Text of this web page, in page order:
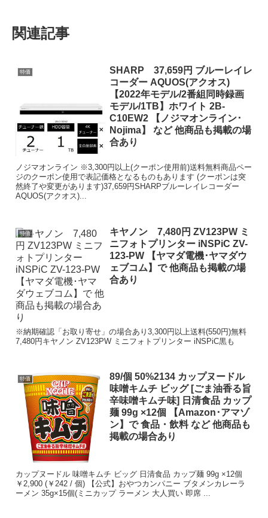
関連記事
特価
SHARP 37,659円 ブルーレイレ
コーダー AQUOS(アクオス)
【2022年モデル/2番組同時録画
モデル/1TB】ホワイト 2B-
C10EW2 【ノジマオンライン･
Nojima】 など 他商品も掲載の場
合あり
ノジマオンライン ※3,300円以上(クーポン使用前)送料無料商品ペー
ジのクーポン使用で表記価格となるものもあります (クーポンは突
然終了や変更があります)37,659円SHARPブルーレイレコーダー
AQUOS(アクオス)...
特価
キヤノン 7,480円 ZV123PW ミ
ニフォトプリンター iNSPiC ZV-
123-PW 【ヤマダ電機･ヤマダウ
ェブコム】で 他商品も掲載の場
合あり
※納期確認「お取り寄せ」の場合あり3,300円以上送料(550円)無料
7,480円キヤノン ZV123PW ミニフォトプリンター iNSPiC黒も
特価
89/個 50%2134 カップヌードル
味噌キムチ ビッグ [ごま油香る旨
辛味噌キムチ味] 日清食品 カップ
麺 99g ×12個 【Amazon･アマゾ
ン】で 食品・飲料 など 他商品も
掲載の場合あり
カップヌードル 味噌キムチ ビッグ 日清食品 カップ麺 99g ×12個
￥2,900 (￥242 / 個) 【公式】おやつカンパニー ブタメンカレーラ
ーメン 35g×15個(ミニカップ ラーメン 大人買い 即席 ...